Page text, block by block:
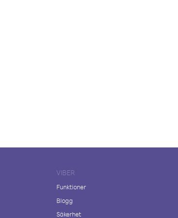
VIBER
Funktioner
Blogg
Säkerhet